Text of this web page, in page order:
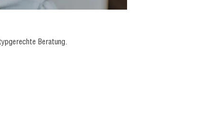
Beratung.